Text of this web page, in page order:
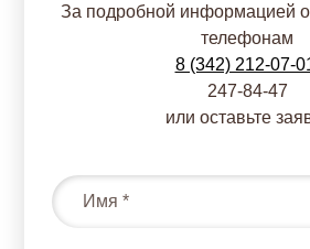
За подробной информацией
телефонам
8 (342) 212-07-
247-84-47
или оставьте